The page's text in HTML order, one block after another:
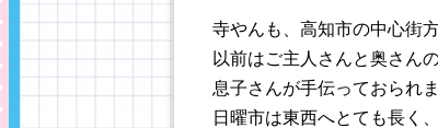
寺やんも、高知市の中心街
以前はご主人さんと奥さん
息子さんが手伝っておられま
日曜市は東西へとても長く